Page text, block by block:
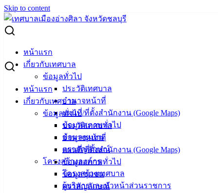
Skip to content
หน้าแรก
เกี่ยวกับเทศบาล
ข้อมูลทั่วไป
ประวัติเทศบาล
อำนาจหน้าที่
แผนที่/ที่ตั้งสำนักงาน (Google Maps)
ข้อมูลสภาพทั่วไป
ข้อมูลชุมชน
ตราสัญลักษณ์
โครงสร้างองค์กร
โครงสร้างเทศบาล
ผู้บริหารและหัวหน้าส่วนราชการ
หน้าแรก
เกี่ยวกับเทศบาล
ข้อมูลทั่วไป
ประวัติเทศบาล
อำนาจหน้าที่
แผนที่/ที่ตั้งสำนักงาน (Google Maps)
ข้อมูลสภาพทั่วไป
ข้อมูลชุมชน
ตราสัญลักษณ์
Search for:
ทม.อ่างศิลา ร่วมวางพานพุ่มดอกไม้ถวายราชสักการะ เนื่องใน
วันพ่อแห่งชาติ
ทม.อ่างศิลา ร่วมวางพานพุ่มดอกไม้ถวาย
ราชสักการะ เนื่องในวันพ่อแห่งชาติ
ธันวาคม 5, 2023 ธันวาคม 5, 2023